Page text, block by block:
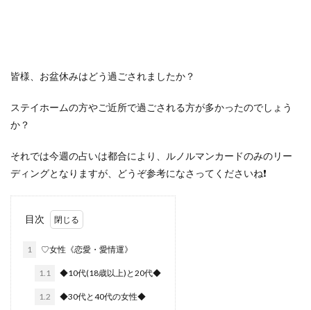
皆様、お盆休みはどう過ごされましたか？
ステイホームの方やご近所で過ごされる方が多かったのでしょう
か？
それでは今週の占いは都合により、ルノルマンカードのみのリー
ディングとなりますが、どうぞ参考になさってくださいね❗️
目次
1 ♡女性《恋愛・愛情運》
1.1 ◆10代(18歳以上)と20代◆
1.2 ◆30代と40代の女性◆